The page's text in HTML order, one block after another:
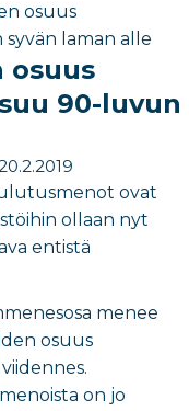
osuus
laman alle
osuus
90-luvun
ovat
ollaan nyt
entistä
menee
osuus
on jo